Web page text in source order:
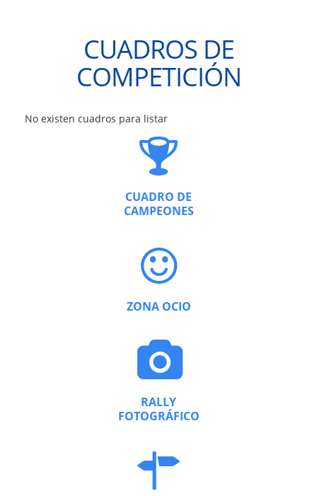
CUADROS DE
COMPETICIÓN
No existen cuadros para listar
CUADRO DE
CAMPEONES
ZONA OCIO
RALLY
FOTOGRÁFICO